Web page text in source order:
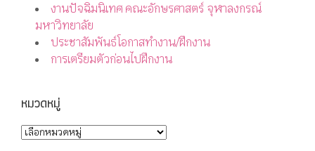
งานปัจฉิมนิเทศ คณะอักษรศาสตร์ จุฬาลงกรณ์
มหาวิทยาลัย
ประชาสัมพันธ์โอกาสทำงาน/ฝึกงาน
การเตรียมตัวก่อนไปฝึกงาน
หมวดหมู่